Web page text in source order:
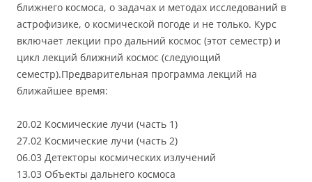
ближнего космоса, о задачах и методах исследований в
астрофизике, о космической погоде и не только. Курс
включает лекции про дальний космос (этот семестр) и
цикл лекций ближний космос (следующий
семестр).Предварительная программа лекций на
ближайшее время:
20.02 Космические лучи (часть 1)
27.02 Космические лучи (часть 2)
06.03 Детекторы космических излучений
13.03 Объекты дальнего космоса